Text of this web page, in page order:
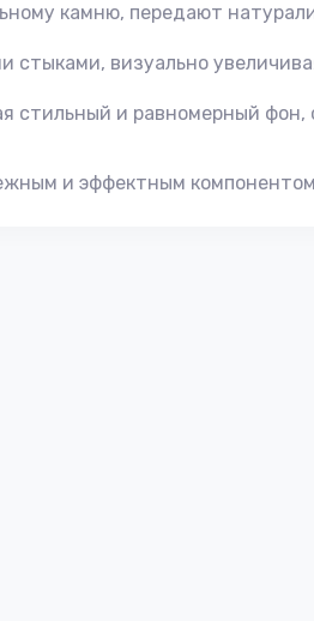
камню, передают
визуально
стильный и равномерный
и эффектным